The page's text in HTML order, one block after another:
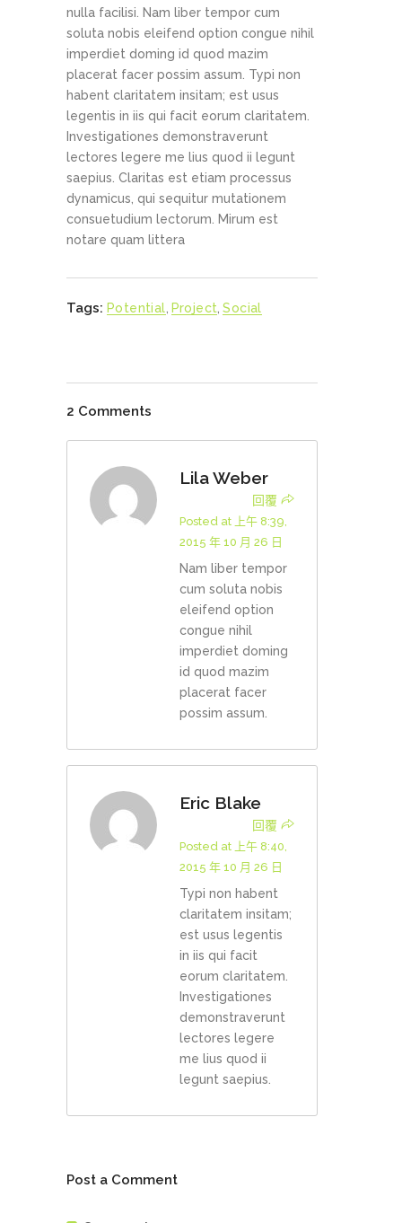
nulla facilisi. Nam liber tempor cum
soluta nobis eleifend option congue nihil
imperdiet doming id quod mazim
placerat facer possim assum. Typi non
habent claritatem insitam; est usus
legentis in iis qui facit eorum claritatem.
Investigationes demonstraverunt
lectores legere me lius quod ii legunt
saepius. Claritas est etiam processus
dynamicus, qui sequitur mutationem
consuetudium lectorum. Mirum est
notare quam littera
Tags: Potential Project Social
2 Comments
Lila Weber
回覆
Posted at 上午 8:39,
2015 年 10 月 26 日
Nam liber tempor
cum soluta nobis
eleifend option
congue nihil
imperdiet doming
id quod mazim
placerat facer
possim assum.
Eric Blake
回覆
Posted at 上午 8:40,
2015 年 10 月 26 日
Typi non habent
claritatem insitam;
est usus legentis
in iis qui facit
eorum claritatem.
Investigationes
demonstraverunt
lectores legere
me lius quod ii
legunt saepius.
Post a Comment